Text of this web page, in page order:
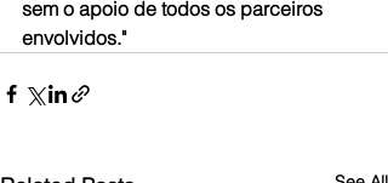
sem o apoio de todos os parceiros
envolvidos."